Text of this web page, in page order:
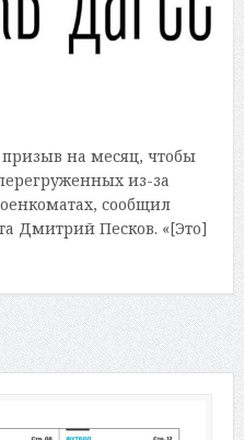
на месяц, чтобы
из-за
сообщил
Дмитрий Песков. «[Это]